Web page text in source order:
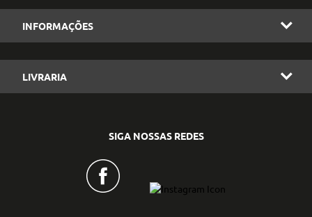
INFORMAÇÕES
LIVRARIA
SIGA NOSSAS REDES